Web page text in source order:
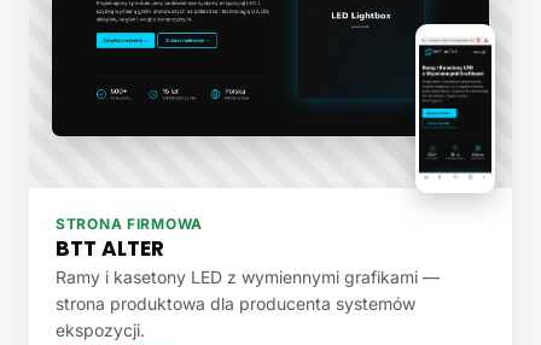
STRONA FIRMOWA
BTT ALTER
Ramy i kasetony LED z wymiennymi grafikami —
strona produktowa dla producenta systemów
ekspozycji.